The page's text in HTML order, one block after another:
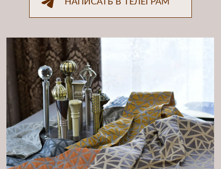
Подъемные римские
и французские шторы